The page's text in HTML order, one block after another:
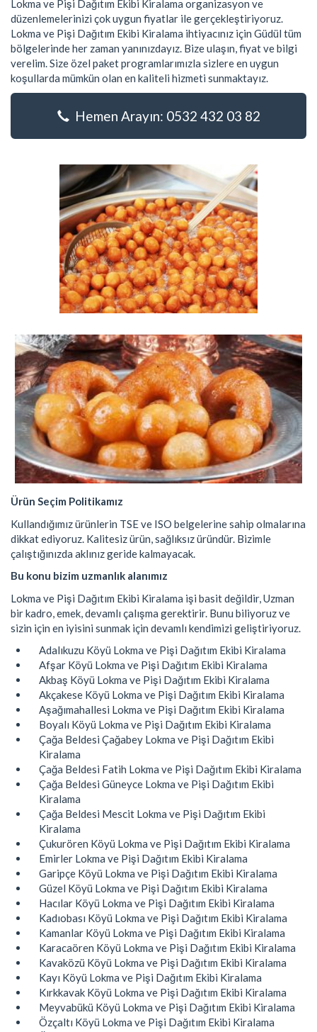
Lokma ve Pişi Dağıtım Ekibi Kiralama organizasyon ve
düzenlemelerinizi çok uygun fiyatlar ile gerçekleştiriyoruz.
Lokma ve Pişi Dağıtım Ekibi Kiralama ihtiyacınız için Güdül tüm
bölgelerinde her zaman yanınızdayız. Bize ulaşın, fiyat ve bilgi
verelim. Size özel paket programlarımızla sizlere en uygun
koşullarda mümkün olan en kaliteli hizmeti sunmaktayız.
Hemen Arayın: 0532 432 03 82
Ürün Seçim Politikamız
Kullandığımız ürünlerin TSE ve ISO belgelerine sahip olmalarına
dikkat ediyoruz. Kalitesiz ürün, sağlıksız üründür. Bizimle
çalıştığınızda aklınız geride kalmayacak.
Bu konu bizim uzmanlık alanımız
Lokma ve Pişi Dağıtım Ekibi Kiralama işi basit değildir, Uzman
bir kadro, emek, devamlı çalışma gerektirir. Bunu biliyoruz ve
sizin için en iyisini sunmak için devamlı kendimizi geliştiriyoruz.
Adalıkuzu Köyü Lokma ve Pişi Dağıtım Ekibi Kiralama
Afşar Köyü Lokma ve Pişi Dağıtım Ekibi Kiralama
Akbaş Köyü Lokma ve Pişi Dağıtım Ekibi Kiralama
Akçakese Köyü Lokma ve Pişi Dağıtım Ekibi Kiralama
Aşağımahallesi Lokma ve Pişi Dağıtım Ekibi Kiralama
Boyalı Köyü Lokma ve Pişi Dağıtım Ekibi Kiralama
Çağa Beldesi Çağabey Lokma ve Pişi Dağıtım Ekibi
Kiralama
Çağa Beldesi Fatih Lokma ve Pişi Dağıtım Ekibi Kiralama
Çağa Beldesi Güneyce Lokma ve Pişi Dağıtım Ekibi
Kiralama
Çağa Beldesi Mescit Lokma ve Pişi Dağıtım Ekibi
Kiralama
Çukurören Köyü Lokma ve Pişi Dağıtım Ekibi Kiralama
Emirler Lokma ve Pişi Dağıtım Ekibi Kiralama
Garipçe Köyü Lokma ve Pişi Dağıtım Ekibi Kiralama
Güzel Köyü Lokma ve Pişi Dağıtım Ekibi Kiralama
Hacılar Köyü Lokma ve Pişi Dağıtım Ekibi Kiralama
Kadıobası Köyü Lokma ve Pişi Dağıtım Ekibi Kiralama
Kamanlar Köyü Lokma ve Pişi Dağıtım Ekibi Kiralama
Karacaören Köyü Lokma ve Pişi Dağıtım Ekibi Kiralama
Kavaközü Köyü Lokma ve Pişi Dağıtım Ekibi Kiralama
Kayı Köyü Lokma ve Pişi Dağıtım Ekibi Kiralama
Kırkkavak Köyü Lokma ve Pişi Dağıtım Ekibi Kiralama
Meyvabükü Köyü Lokma ve Pişi Dağıtım Ekibi Kiralama
Özçaltı Köyü Lokma ve Pişi Dağıtım Ekibi Kiralama